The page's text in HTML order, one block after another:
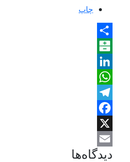
چاپ
Share
Balatarin
LinkedIn
WhatsApp
Telegram
Facebook
Email
دیدگاه‌ها